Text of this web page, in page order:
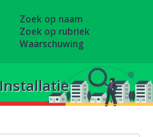
Zoek op naam
Zoek op rubriek
Waarschuwing